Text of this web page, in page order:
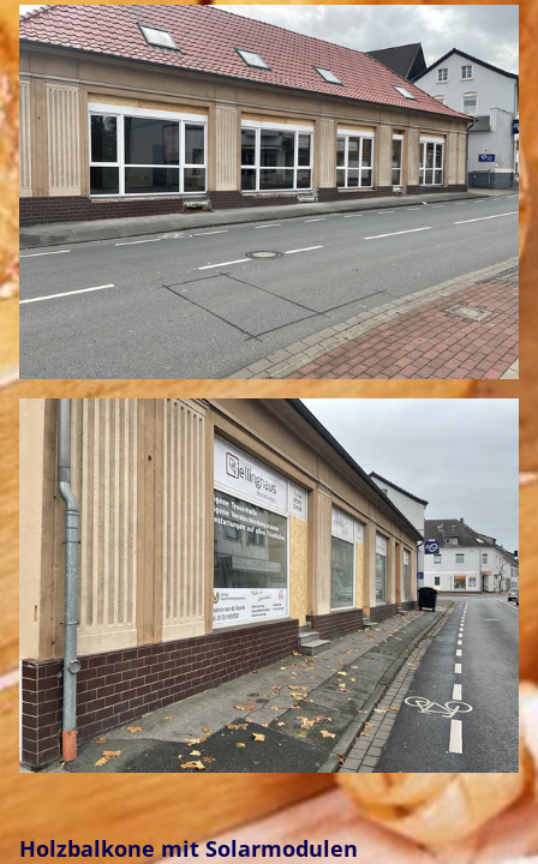
Holzbalkone mit Solarmodulen